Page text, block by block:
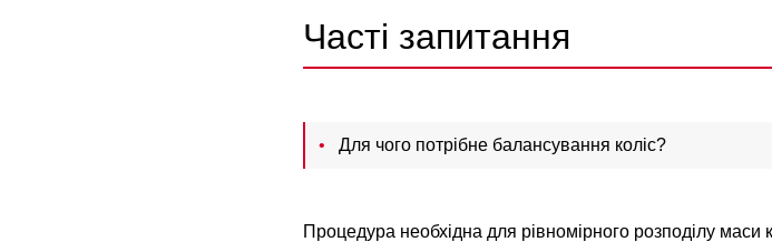
Часті запитання
Для чого потрібне балансування коліс?
Процедура необхідна для рівномірного розподілу маси